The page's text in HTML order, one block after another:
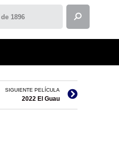
SIGUIENTE PELÍCULA
2022 El Guau